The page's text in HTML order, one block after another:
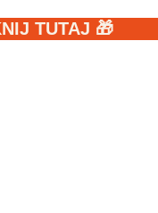
TUTAJ 🎁